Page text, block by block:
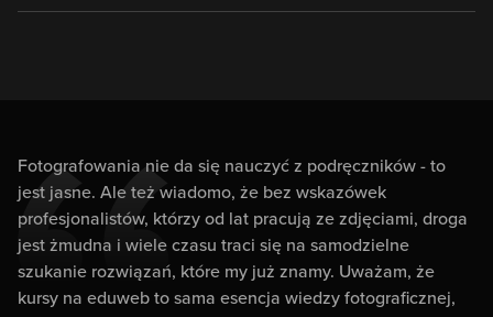
Fotografowania nie da się nauczyć z podręczników - to
jest jasne. Ale też wiadomo, że bez wskazówek
profesjonalistów, którzy od lat pracują ze zdjęciami, droga
jest żmudna i wiele czasu traci się na samodzielne
szukanie rozwiązań, które my już znamy. Uważam, że
kursy na eduweb to sama esencja wiedzy fotograficznej,